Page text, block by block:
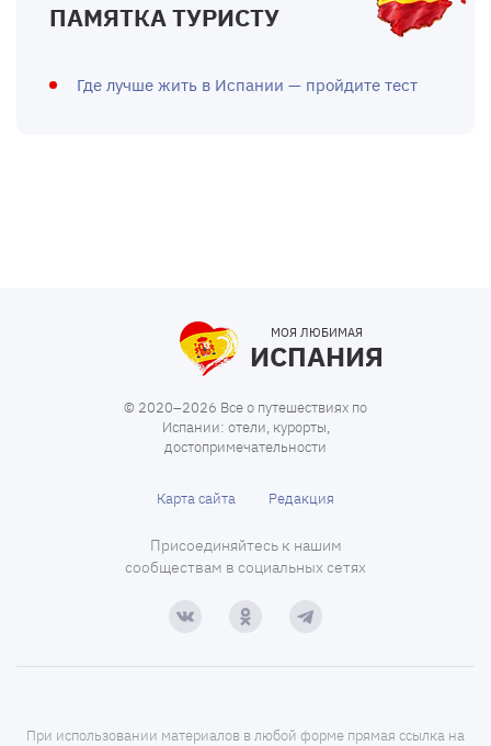
ПАМЯТКА ТУРИСТУ
Где лучше жить в Испании — пройдите тест
МОЯ ЛЮБИМАЯ
ИСПАНИЯ
© 2020–2026 Все о путешествиях по
Испании: отели, курорты,
достопримечательности
Карта сайта Редакция
Присоединяйтесь к нашим
сообществам в социальных сетях
При использовании материалов в любой форме прямая ссылка на